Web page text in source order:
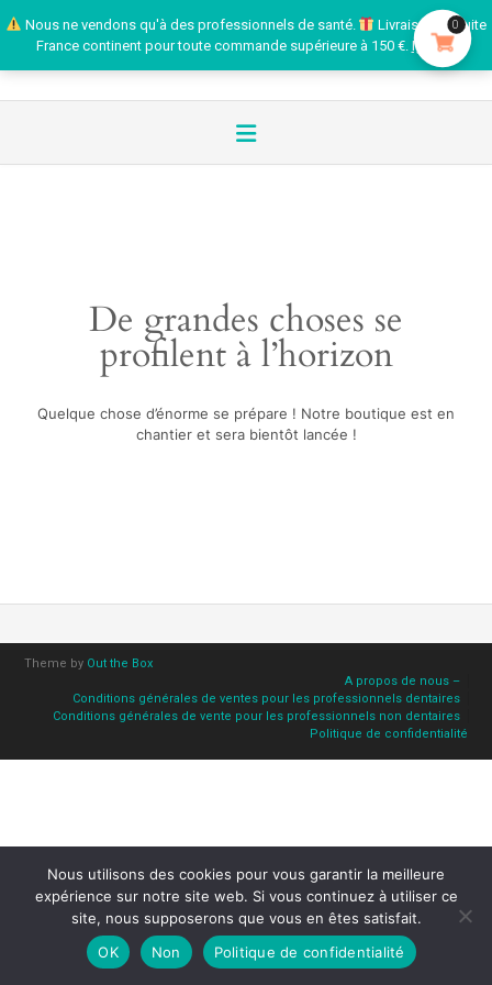
Nous ne vendons qu'à des professionnels de santé.
Livraison gratuite
France continent pour toute commande supérieure à 150 €. Ignorer
De grandes choses se
profilent à l’horizon
Quelque chose d’énorme se prépare ! Notre boutique est en
chantier et sera bientôt lancée !
Theme by Out the Box
A propos de nous –
Conditions générales de ventes pour les professionnels dentaires
Conditions générales de vente pour les professionnels non dentaires
Politique de confidentialité
0
Nous utilisons des cookies pour vous garantir la meilleure
expérience sur notre site web. Si vous continuez à utiliser ce
site, nous supposerons que vous en êtes satisfait.
OK
Non Politique de confidentialité